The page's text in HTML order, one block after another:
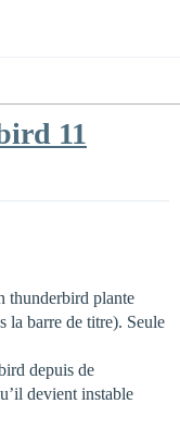
11
thunderbird plante
la barre de titre). Seule
depuis de
devient instable